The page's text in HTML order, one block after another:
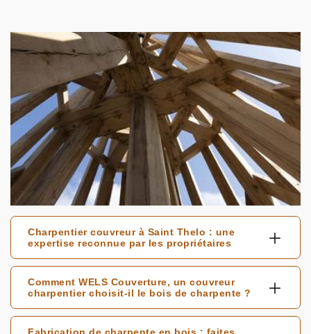
Charpentier couvreur à Saint Thelo : une
expertise reconnue par les propriétaires
Comment WELS Couverture, un couvreur
charpentier choisit-il le bois de charpente ?